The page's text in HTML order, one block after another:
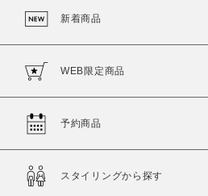
カラー
価格
新着商品
WEB限定商品
予約商品
スタイリングから探す